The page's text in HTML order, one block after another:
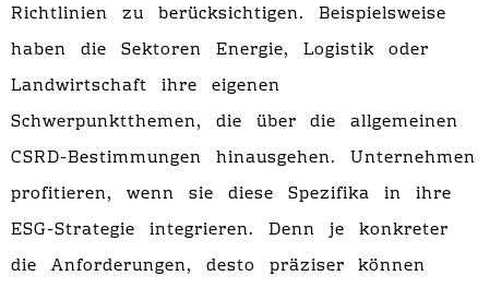
Richtlinien zu berücksichtigen. Beispielsweise
haben die Sektoren Energie, Logistik oder
Landwirtschaft ihre eigenen
Schwerpunktthemen, die über die allgemeinen
CSRD-Bestimmungen hinausgehen. Unternehmen
profitieren, wenn sie diese Spezifika in ihre
ESG-Strategie integrieren. Denn je konkreter
die Anforderungen, desto präziser können